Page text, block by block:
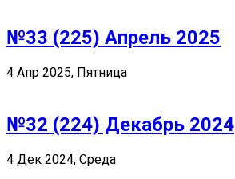
№33 (225) Апрель 2025
4 Апр 2025, Пятница
№32 (224) Декабрь 2024
4 Дек 2024, Среда